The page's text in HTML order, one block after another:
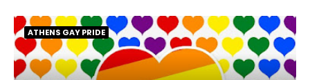
ATHENS GAY PRIDE